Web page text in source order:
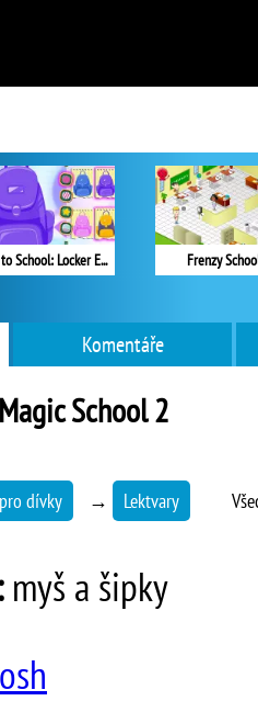
Back to School: Locker Essentials Frenzy
Komentáře
Magic School 2
dívky → Lektvary
myš a šipky